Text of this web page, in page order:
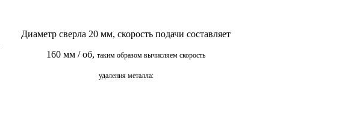
Диаметр сверла 20 мм, скорость подачи составляет
160 мм / об, таким образом вычисляем скорость
удаления металла: